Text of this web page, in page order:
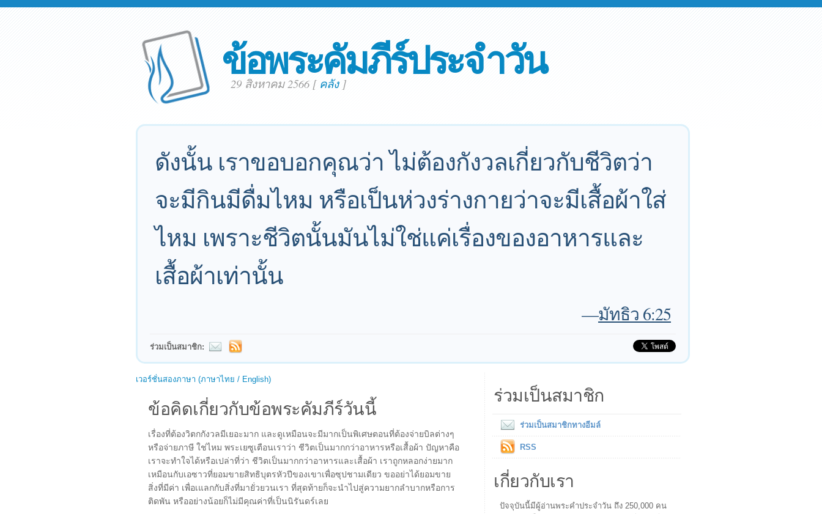
ข้อพระคัมภีร์ประจำวัน
29 สิงหาคม 2566 [ คลัง]
ดังนั้น เราขอบอกคุณว่า ไม่ต้องกังวลเกี่ยวกับชีวิตว่า
จะมีกินมีดื่มไหม หรือเป็นห่วงร่างกายว่าจะมีเสื้อผ้าใส่
ไหม เพราะชีวิตนั้นมันไม่ใช่แค่เรื่องของอาหารและ
เสื้อผ้าเท่านั้น
—มัทธิว 6:25
ร่วมเป็นสมาชิก:
เวอร์ชั่นสองภาษา (ภาษาไทย / English)
ข้อคิดเกี่ยวกับข้อพระคัมภีร์วันนี้
เรื่องที่ต้องวิตกกังวลมีเยอะมาก และดูเหมือนจะมีมากเป็นพิเศษตอนที่ต้องจ่ายบิลต่างๆ
หรือจ่ายภาษี ใช่ไหม พระเยซูเตือนเราว่า ชีวิตเป็นมากกว่าอาหารหรือเสื้อผ้า ปัญหาคือ
เราจะทำใจได้หรือเปล่าที่ว่า ชีวิตเป็นมากกว่าอาหารและเสื้อผ้า เราถูกหลอกง่ายมาก
เหมือนกับเอซาวที่ยอมขายสิทธิบุตรหัวปีของเขาเพื่อซุปชามเดียว ขออย่าได้ยอมขาย
สิ่งที่มีค่า เพื่อเแลกกับสิ่งที่มายั่วยวนเรา ที่สุดท้ายก็จะนำไปสู่ความยากลำบากหรือการ
ติดพัน หรืออย่างน้อยก็ไม่มีคุณค่าที่เป็นนิรันดร์เลย
ร่วมเป็นสมาชิก
ร่วมเป็นสมาชิกทางอีมล์
RSS
เกี่ยวกับเรา
ปัจจุบันนี้มีผู้อ่านพระคำประจำวัน ถึง 250,000 คน